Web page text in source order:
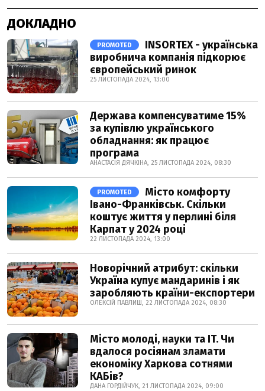
ДОКЛАДНО
PROMOTED
INSORTEX - українська
виробнича компанія підкорює
європейський ринок
25 ЛИСТОПАДА 2024, 13:00
Держава компенсуватиме 15%
за купівлю українського
обладнання: як працює
програма
АНАСТАСІЯ ДЯЧКІНА, 25 ЛИСТОПАДА 2024, 08:30
PROMOTED
Місто комфорту
Івано-Франківськ. Скільки
коштує життя у перлині біля
Карпат у 2024 році
22 ЛИСТОПАДА 2024, 13:00
Новорічний атрибут: скільки
Україна купує мандаринів і як
заробляють країни-експортери
ОЛЕКСІЙ ПАВЛИШ, 22 ЛИСТОПАДА 2024, 08:30
Місто молоді, науки та IT. Чи
вдалося росіянам зламати
економіку Харкова сотнями
КАБів?
ДАНА ГОРДІЙЧУК, 21 ЛИСТОПАДА 2024, 09:00